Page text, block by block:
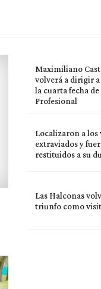
Maximiliano
volverá a dirigir
la cuarta fecha
Profesional
Localizaron a los
extraviados y
restituidos a su
Las Halconas
triunfo como